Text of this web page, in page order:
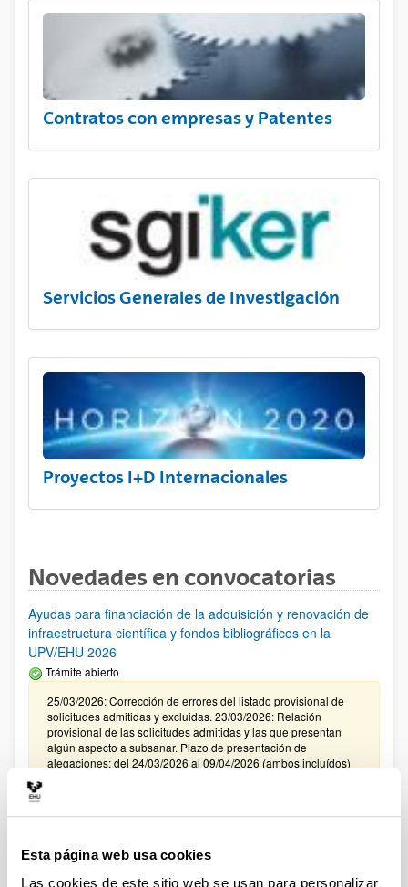
Esta página web usa cookies
Las cookies de este sitio web se usan para personalizar
Contratos con empresas y Patentes
Servicios Generales de Investigación
Proyectos I+D Internacionales
Novedades en convocatorias
Ayudas para financiación de la adquisición y renovación de
infraestructura científica y fondos bibliográficos en la
UPV/EHU 2026
Trámite abierto
25/03/2026: Corrección de errores del listado provisional de
solicitudes admitidas y excluidas. 23/03/2026: Relación
provisional de las solicitudes admitidas y las que presentan
algún aspecto a subsanar. Plazo de presentación de
alegaciones: del 24/03/2026 al 09/04/2026 (ambos incluídos)
Convocatoria de ayudas para el fomento de la cultura